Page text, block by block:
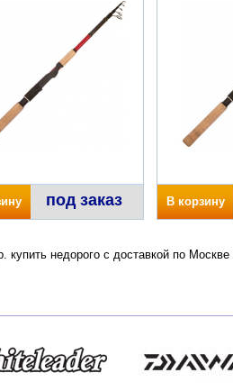
под заказ В корзину
купить недорого с доставкой по